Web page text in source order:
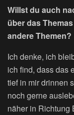
Willst du auch
über das
andere Themen?
Ich denke, ich
ich find, dass das
tief in mir drinnen
noch gerne
näher in Richtung